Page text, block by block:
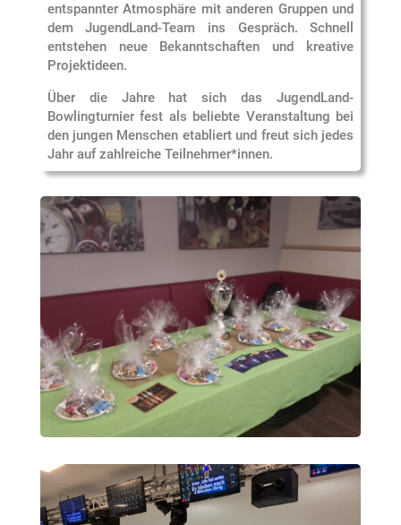
entspannter Atmosphäre mit anderen Gruppen und
dem JugendLand-Team ins Gespräch. Schnell
entstehen neue Bekanntschaften und kreative
Projektideen.
Über die Jahre hat sich das JugendLand-
Bowlingturnier fest als beliebte Veranstaltung bei
den jungen Menschen etabliert und freut sich jedes
Jahr auf zahlreiche Teilnehmer*innen.